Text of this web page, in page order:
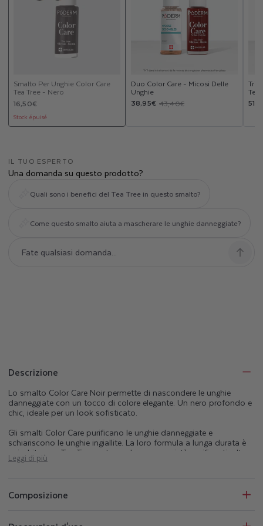
Smalto Per Unghie Color Care
Tea Tree - Nero
Prezzo
di
listino
16,50€
Stock épuisé
Duo Color Care - Micosi Delle
Unghie
Prezzo
38,95€
Prezzo 43,40€
Trio
Tea
IL TUO ESPERTO
Una domanda su questo prodotto?
Quali sono i benefici del Tea Tree in questo smalto?
Come questo smalto aiuta a mascherare le unghie danneggiate?
Descrizione
Lo smalto Color Care Noir permette di nascondere le unghie
danneggiate con un tocco di colore elegante. Un nero profondo e
chic, ideale per un look sofisticato.
Gli smalti Color Care purificano le unghie danneggiate e
schiariscono le unghie ingiallite. La loro formula a lunga durata è
arricchita con Tea Tree, noto per le sue proprietà purificanti, oltre
che con Silicio e Biotina, naturalmente presenti nell’unghia. La
Perfettamente coprenti, gli smalti Color Care proteggono inoltre le
manicure Color Care comprende una base coat, 25 tonalità di
Leggi di più
Composizione